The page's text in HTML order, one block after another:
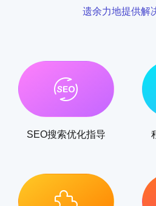
遗余力地提供解
SEO搜索优化指导